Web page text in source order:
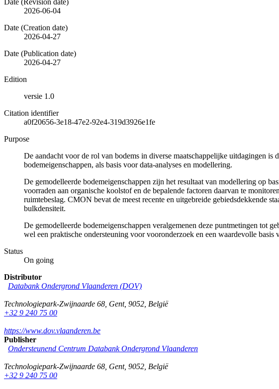
2026-06-04
Date (Creation date)
2026-04-27
Date (Publication date)
2026-04-27
Edition
versie 1.0
Citation identifier
a0f20656-3e18-47e2-92e4-319d3926e1fe
Purpose
De aandacht voor de rol van bodems in diverse maatschappelijke uitdagingen is
bodemeigenschappen, als basis voor data-analyses en modellering.
De gemodelleerde bodemeigenschappen zijn het resultaat van modellering op
voorraden aan organische koolstof en de bepalende factoren daarvan te
ruimtebeslag. CMON bevat de meest recente en uitgebreide gebiedsdekkende
bulkdensiteit.
De gemodelleerde bodemeigenschappen veralgemenen deze puntmetingen tot
wel een praktische ondersteuning voor vooronderzoek en een waardevolle basis
Status
On going
Distributor
Databank Ondergrond Vlaanderen (DOV)
Technologiepark-Zwijnaarde 68 Gent, 9052 België
+32 9 240 75 00
https://www.dov.vlaanderen.be
Publisher
Ondersteunend Centrum Databank Ondergrond Vlaanderen
Technologiepark-Zwijnaarde 68 Gent, 9052 België
+32 9 240 75 00